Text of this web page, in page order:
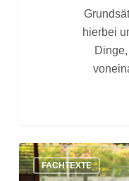
hierbei
FACHTEXTE